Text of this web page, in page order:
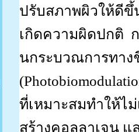
ปรับสภาพผิวให้ดีขึ้
เกิดความผิดปกติ
นกระบวณการทาง
ที่เหมาะสมทำให้ไ
สร้างคอลลาเจน แ